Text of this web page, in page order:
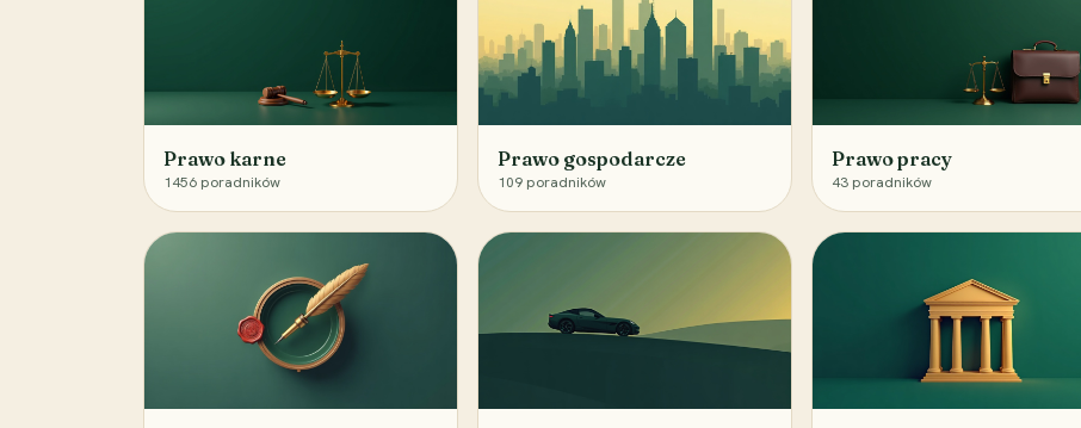
Prawo karne
1456 poradników
Prawo gospodarcze
109 poradników
Prawo pracy
43 poradników